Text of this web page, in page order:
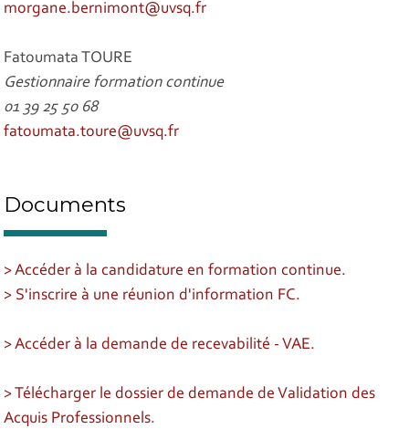
morgane.bernimont@uvsq.fr
Fatoumata TOURE
Gestionnaire formation continue
01 39 25 50 68
fatoumata.toure@uvsq.fr
Documents
> Accéder à la candidature en formation continue.
> S'inscrire à une réunion d'information FC.
> Accéder à la demande de recevabilité - VAE.
> Télécharger le dossier de demande de Validation des
Acquis Professionnels.